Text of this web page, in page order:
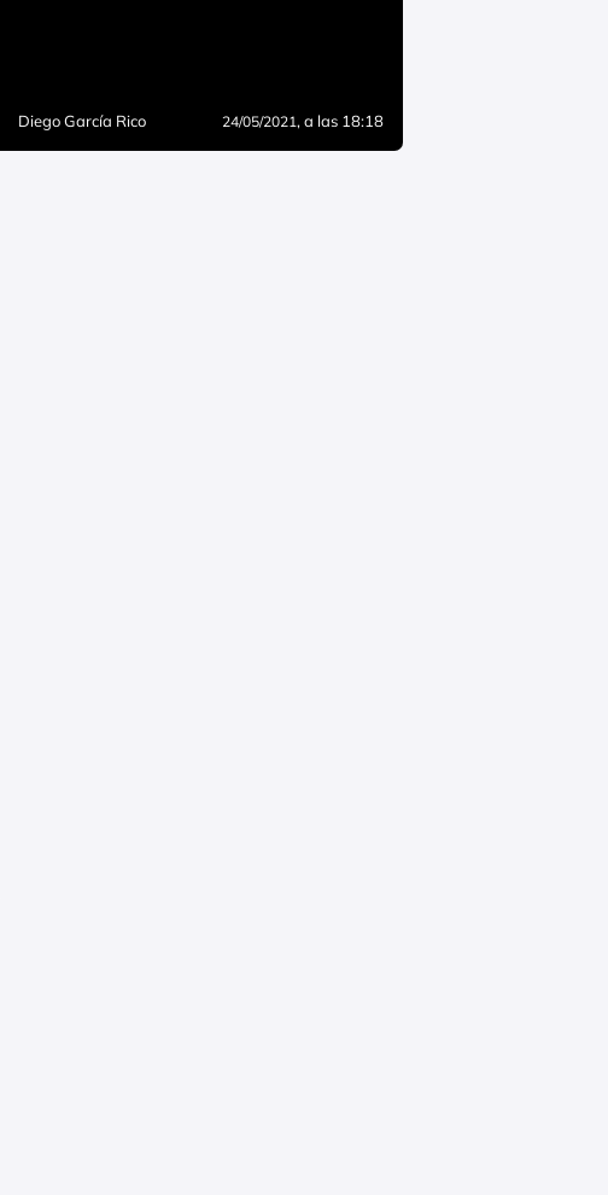
Diego García Rico 24/05/2021 , a las 18:18